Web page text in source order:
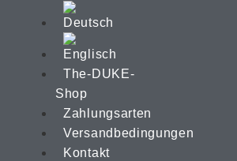
The-DUKE-
Shop
Zahlungsarten
Versandbedingungen
Kontakt